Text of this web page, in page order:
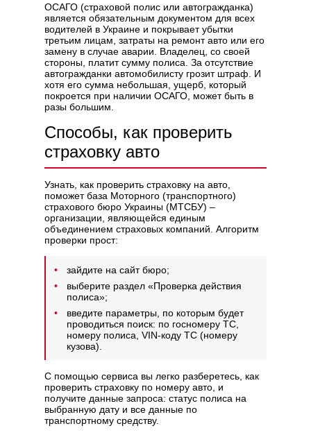
ОСАГО (страховой полис или автогражданка)
является обязательным документом для всех
водителей в Украине и покрывает убытки
третьим лицам, затраты на ремонт авто или его
замену в случае аварии. Владелец, со своей
стороны, платит сумму полиса. За отсутствие
автогражданки автомобилисту грозит штраф. И
хотя его сумма небольшая, ущерб, который
покроется при наличии ОСАГО, может быть в
разы большим.
Способы, как проверить
страховку авто
Узнать, как проверить страховку на авто,
поможет база Моторного (транспортного)
страхового бюро Украины (МТСБУ) –
организации, являющейся единым
объединением страховых компаний. Алгоритм
проверки прост:
зайдите на сайт бюро;
выберите раздел «Проверка действия
полиса»;
введите параметры, по которым будет
проводиться поиск: по госномеру ТС,
номеру полиса, VIN-коду ТС (номеру
кузова).
С помощью сервиса вы легко разберетесь, как
проверить страховку по номеру авто, и
получите данные запроса: статус полиса на
выбранную дату и все данные по
транспортному средству.